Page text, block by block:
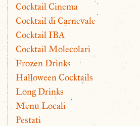
Cocktail Cinema
Cocktail di Carnevale
Cocktail IBA
Cocktail Molecolari
Frozen Drinks
Halloween Cocktails
Long Drinks
Menu Locali
Pestati